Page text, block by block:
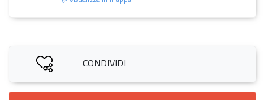
CONDIVIDI